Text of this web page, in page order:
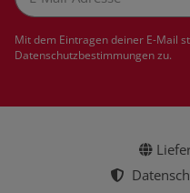
Mit dem Eintragen deiner E-Mail
Datenschutzbestimmungenzu.